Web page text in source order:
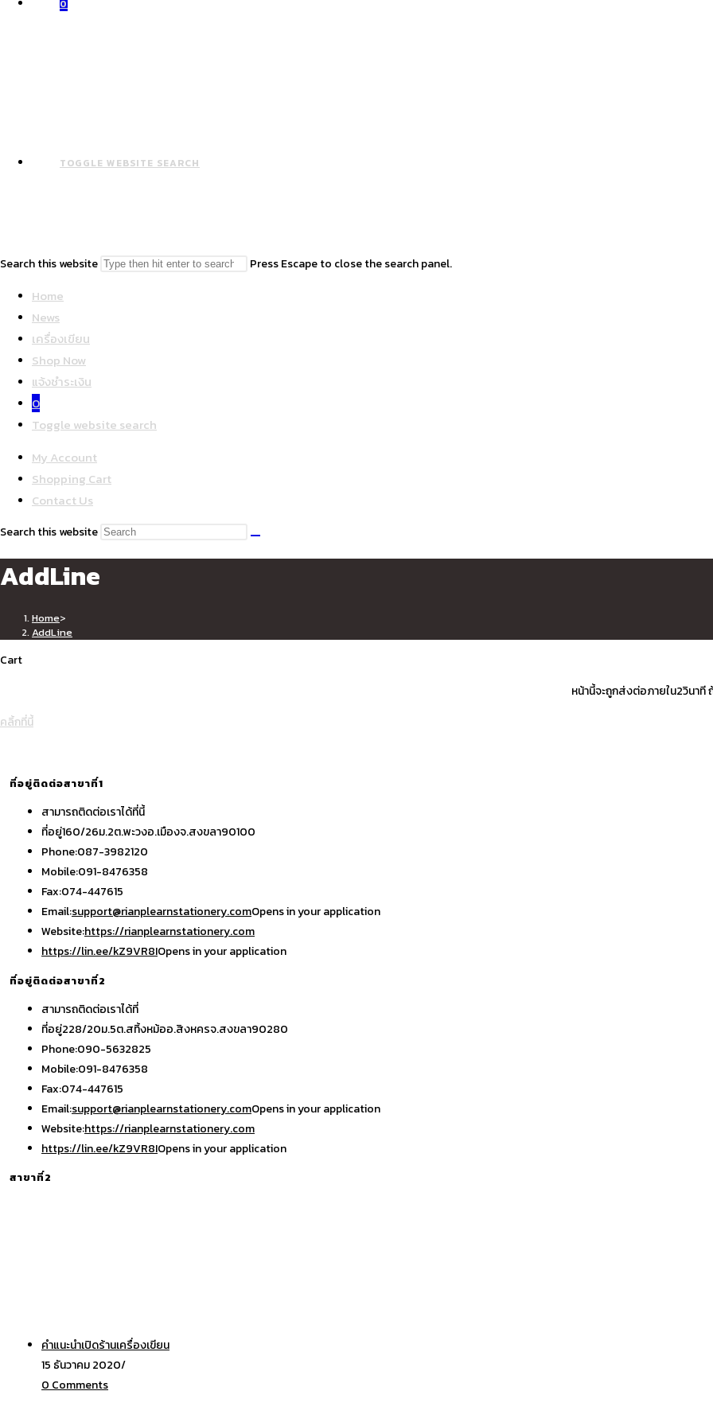
0
TOGGLE WEBSITE SEARCH
Search this website Press Escape to close the search panel.
Home
News
เครื่องเขียน
Shop Now
แจ้งชำระเงิน
0
Toggle website search
My Account
Shopping Cart
Contact Us
Search this website
AddLine
Home>
AddLine
Cart
หน้านี้จะถูกส่งต่อภายใน2วินาที
คลิ้กที่นี้
ที่อยู่ติดต่อสาขาที่1
สามารถติดต่อเราได้ที่นี้
ที่อยู่160/26ม.2ต.พะวงอ.เมืองจ.สงขลา90100
Phone:087-3982120
Mobile:091-8476358
Fax:074-447615
Email:support@rianplearnstationery.comOpens in your application
Website:https://rianplearnstationery.com
https://lin.ee/kZ9VR8IOpens in your application
ที่อยู่ติดต่อสาขาที่2
สามารถติดต่อเราได้ที่
ที่อยู่228/20ม.5ต.สทิ้งหม้ออ.สิงหครจ.สงขลา90280
Phone:090-5632825
Mobile:091-8476358
Fax:074-447615
Email:support@rianplearnstationery.comOpens in your application
Website:https://rianplearnstationery.com
https://lin.ee/kZ9VR8IOpens in your application
สาขาที่2
คำแนะนำเปิดร้านเครื่องเขียน
15 ธันวาคม 2020/
0 Comments